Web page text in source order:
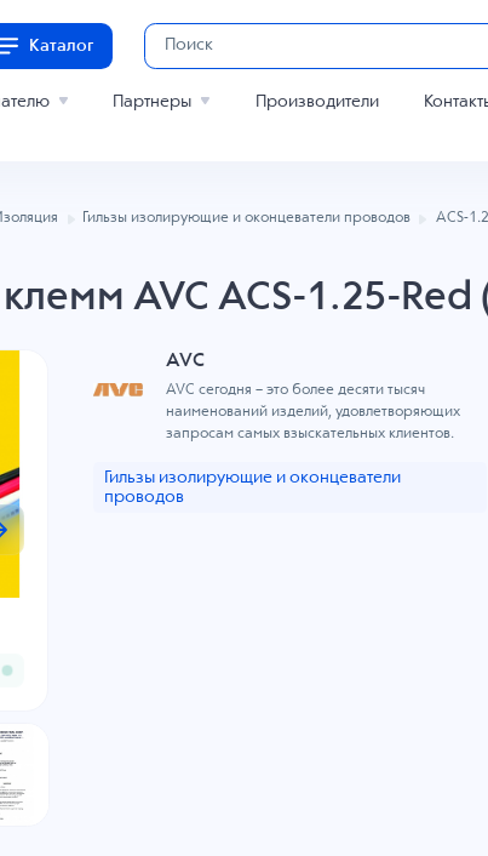
Каталог
Партнеры Производители
Гильзы изолирующие и оконцеватели проводов ACS-
AVC ACS-1.25-Red
AVC
AVC сегодня – это более десяти тысяч
наименований изделий, удовлетворяющих
запросам самых взыскательных клиентов.
Гильзы изолирующие и оконцеватели
проводов